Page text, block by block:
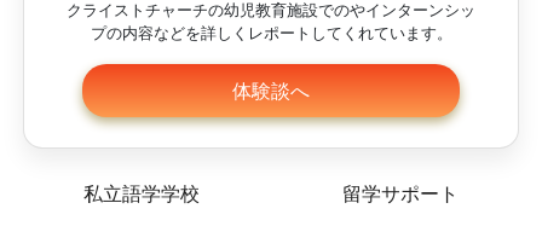
クライストチャーチの幼児教育施設でのやインターンシッ
プの内容などを詳しくレポートしてくれています。
体験談へ
私立語学学校 留学サポート